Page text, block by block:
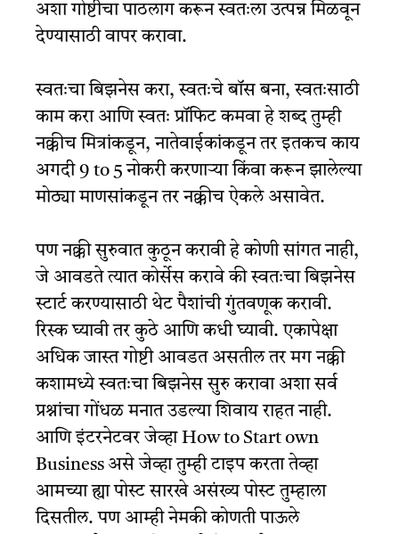
अशा गोष्टीचा पाठलाग करून स्वतःला उत्पन्न मिळवून
देण्यासाठी वापर करावा.
स्वतःचा बिझनेस करा, स्वतःचे बॉस बना, स्वतःसाठी
काम करा आणि स्वतः प्रॉफिट कमवा हे शब्द तुम्ही
नक्कीच मित्रांकडून, नातेवाईकांकडून तर इतकच काय
अगदी 9 to 5 नोकरी करणाऱ्या किंवा करून झालेल्या
मोठ्या माणसांकडून तर नक्कीच ऐकले असावेत.
पण नक्की सुरुवात कुठून करावी हे कोणी सांगत नाही,
जे आवडते त्यात कोर्सेस करावे की स्वतःचा बिझनेस
स्टार्ट करण्यासाठी थेट पैशांची गुंतवणूक करावी.
रिस्क घ्यावी तर कुठे आणि कधी घ्यावी. एकापेक्षा
अधिक जास्त गोष्टी आवडत असतील तर मग नक्की
कशामध्ये स्वतःचा बिझनेस सुरु करावा अशा सर्व
प्रश्नांचा गोंधळ मनात उडल्या शिवाय राहत नाही.
आणि इंटरनेटवर जेव्हा How to Start own
Business असे जेव्हा तुम्ही टाइप करता तेव्हा
आमच्या ह्या पोस्ट सारखे असंख्य पोस्ट तुम्हाला
दिसतील. पण आम्ही नेमकी कोणती पाऊले